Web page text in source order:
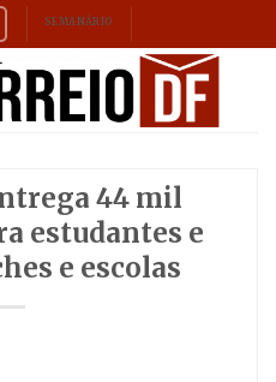
SEMANÁRIO
44 mil
estudantes e
e escolas